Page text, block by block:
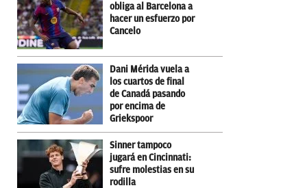
obliga al Barcelona a
hacer un esfuerzo por
Cancelo
Dani Mérida vuela a
los cuartos de final
de Canadá pasando
por encima de
Griekspoor
Sinner tampoco
jugará en Cincinnati:
sufre molestias en su
rodilla